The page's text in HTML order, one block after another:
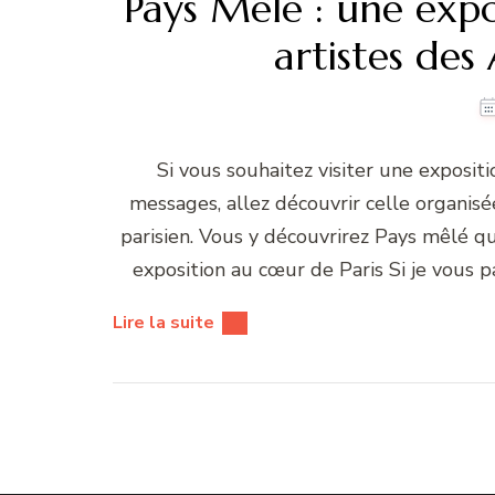
artistes des
Si vous souhaitez visiter une
messages, allez découvrir celle
parisien. Vous y découvrirez Pays mêlé
exposition au cœur de Paris Si je vous
Lire la suite